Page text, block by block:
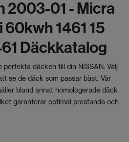
2003-01 - Micra
60kwh 1461 15
Däckkatalog
däcken till din NISSAN. Välj
se de däck som passar bäst. Vår
bland annat homologerade däck
garanterar optimal prestanda och